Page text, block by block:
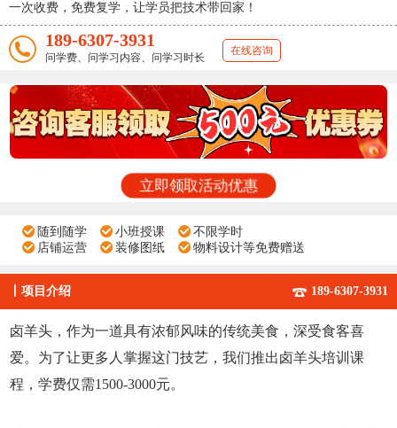
一次收费，免费复学，让学员把技术带回家！
189-6307-3931
问学费、问学习内容、问学习时长
在线咨询
立即领取活动优惠
随到随学 小班授课
不限学时
店铺运营
装修图纸 物料设计等免费赠送
项目介绍 189-6307-3931
卤羊头，作为一道具有浓郁风味的传统美食，深受食客喜
爱。为了让更多人掌握这门技艺，我们推出卤羊头培训课
程，学费仅需1500-3000元。